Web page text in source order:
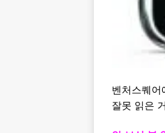
벤처스퀘
잘못 읽은